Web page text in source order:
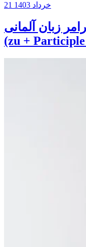
21 خرداد 1403
زبان آلمانی
(zu +